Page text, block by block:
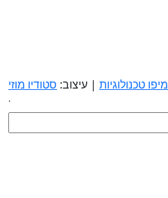
מיפו טכנולוגיות | עיצוב: סטודיו מוזי
.